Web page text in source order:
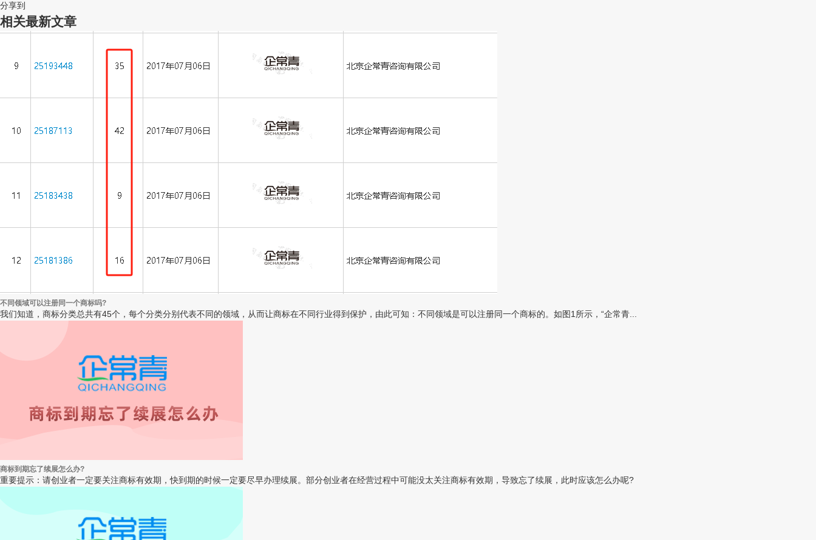
分享到
相关最新文章
不同领域可以注册同一个商标吗?
我们知道，商标分类总共有45个，每个分类分别代表不同的领域，从而让商标在不同行业得到保护，由此可知：不同领域是可以注册同一个商标的。如图1所示，“企常青...
商标到期忘了续展怎么办?
重要提示：请创业者一定要关注商标有效期，快到期的时候一定要尽早办理续展。部分创业者在经营过程中可能没太关注商标有效期，导致忘了续展，此时应该怎么办呢?